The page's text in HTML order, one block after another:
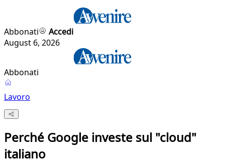
Abbonati
Accedi
August 6, 2026
Abbonati
Lavoro
Perché Google investe sul "cloud"
italiano